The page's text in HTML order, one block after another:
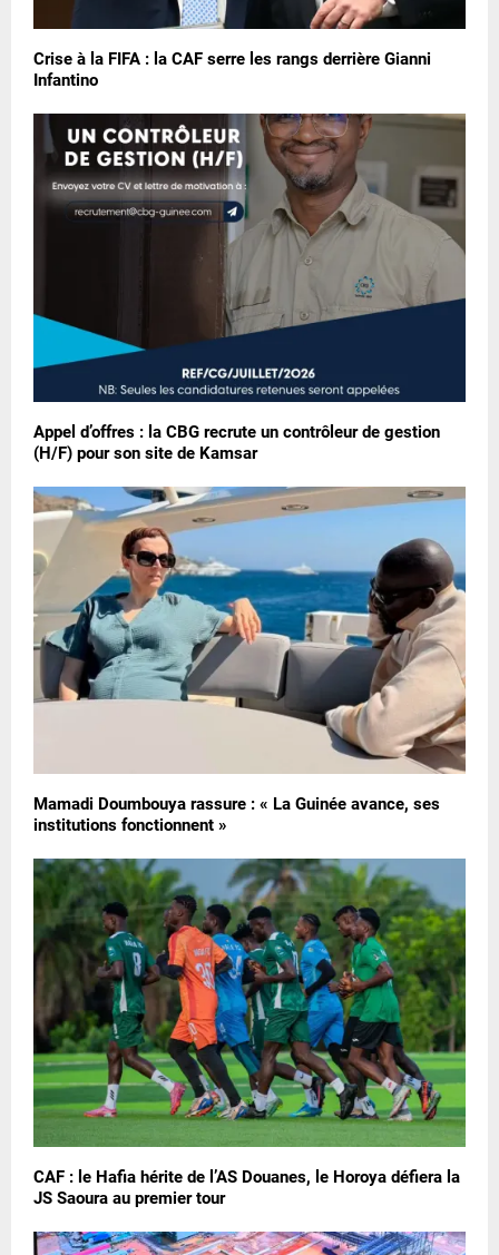
Crise à la FIFA : la CAF serre les rangs derrière Gianni
Infantino
Appel d’offres : la CBG recrute un contrôleur de gestion
(H/F) pour son site de Kamsar
Mamadi Doumbouya rassure : « La Guinée avance, ses
institutions fonctionnent »
CAF : le Hafia hérite de l’AS Douanes, le Horoya défiera la
JS Saoura au premier tour